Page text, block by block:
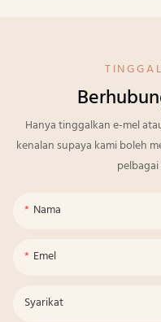
Hanya tinggalkan e-mel
kenalan supaya kami boleh
Nama
Emel
Syarikat